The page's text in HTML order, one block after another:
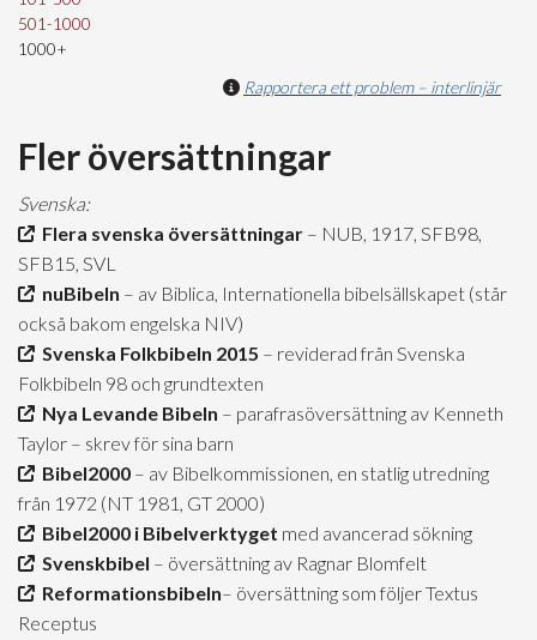
501-1000
1000+
Rapportera ett problem – interlinjär
Fler översättningar
Svenska:
Flera svenska översättningar – NUB, 1917, SFB98,
SFB15, SVL
nuBibeln – av Biblica, Internationella bibelsällskapet (står
också bakom engelska NIV)
Svenska Folkbibeln 2015 – reviderad från Svenska
Folkbibeln 98 och grundtexten
Nya Levande Bibeln – parafrasöversättning av Kenneth
Taylor – skrev för sina barn
Bibel2000 – av Bibelkommissionen, en statlig utredning
från 1972 (NT 1981, GT 2000)
Bibel2000 i Bibelverktyget med avancerad sökning
Svenskbibel – översättning av Ragnar Blomfelt
Reformationsbibeln– översättning som följer Textus
Receptus